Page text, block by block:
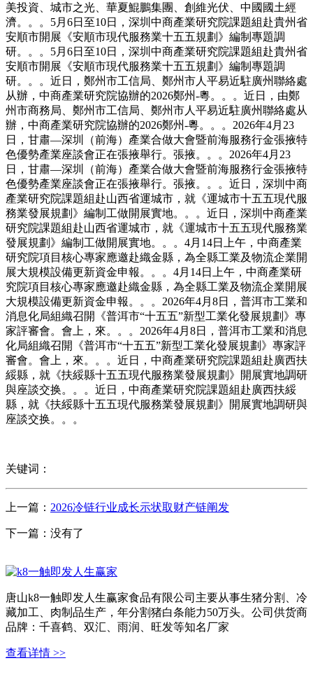
美投資、城市之光、華夏鯤鵬集團、創維光伏、中國國土經
濟。。。5月6日至10日，深圳中商產業研究院課題組赴貴州省
安順市開展《安順市現代服務業十五五規劃》編制專題調
研。。。5月6日至10日，深圳中商產業研究院課題組赴貴州省
安順市開展《安順市現代服務業十五五規劃》編制專題調
研。。。近日，鄭州市工信局、鄭州市人平易近駐廣州聯絡處
从辦，中商產業研究院協辦的2026鄭州-粵。。。近日，由鄭
州市商務局、鄭州市工信局、鄭州市人平易近駐廣州聯絡處从
辦，中商產業研究院協辦的2026鄭州-粵。。。2026年4月23
日，甘肅—深圳（前海）產業合做大會暨前海服務行金張掖特
色優勢產業座談會正在張掖舉行。張掖。。。2026年4月23
日，甘肅—深圳（前海）產業合做大會暨前海服務行金張掖特
色優勢產業座談會正在張掖舉行。張掖。。。近日，深圳中商
產業研究院課題組赴山西省運城市，就《運城市十五五現代服
務業發展規劃》編制工做開展實地。。。近日，深圳中商產業
研究院課題組赴山西省運城市，就《運城市十五五現代服務業
發展規劃》編制工做開展實地。。。4月14日上午，中商產業
研究院項目核心專家應邀赴織金縣，為全縣工業及物流企業開
展大規模設備更新資金申報。。。4月14日上午，中商產業研
究院項目核心專家應邀赴織金縣，為全縣工業及物流企業開展
大規模設備更新資金申報。。。2026年4月8日，普洱市工業和
消息化局組織召開《普洱市“十五五”新型工業化發展規劃》專
家評審會。會上，來。。。2026年4月8日，普洱市工業和消息
化局組織召開《普洱市“十五五”新型工業化發展規劃》專家評
審會。會上，來。。。近日，中商產業研究院課題組赴廣西扶
綏縣，就《扶綏縣十五五現代服務業發展規劃》開展實地調研
與座談交换。。。近日，中商產業研究院課題組赴廣西扶綏
縣，就《扶綏縣十五五現代服務業發展規劃》開展實地調研與
座談交换。。。
关键词：
上一篇： 2026冷链行业成长示状取财产链阐发
下一篇：没有了
唐山k8一触即发人生赢家食品有限公司主要从事生猪分割、冷
藏加工、肉制品生产，年分割猪白条能力50万头。公司供货商
品牌：千喜鹤、双汇、雨润、旺发等知名厂家
查看详情 >>